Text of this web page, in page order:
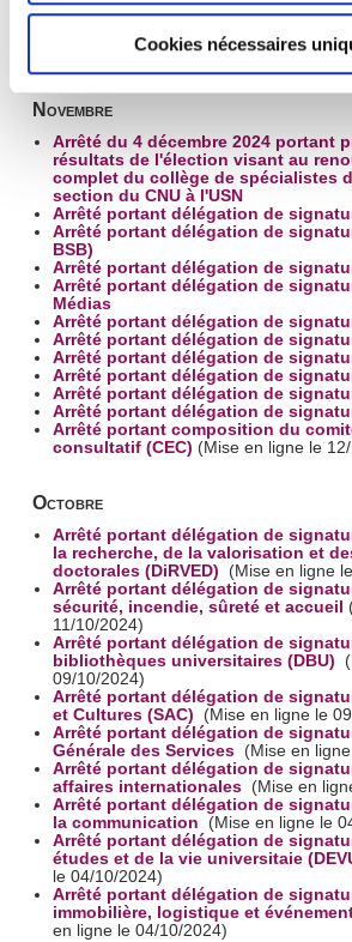
mètres près
Identifier votre appareil en
pour en relever les
(empreintes digitales).
Pour en savoir plus sur le traitement
personnelles et définir vos
section « Détails ». Vous pouvez
consentement à tout moment à partir
les cookies.
Les cookies nous permettent de
et les annonces, d'offrir des
médias sociaux et d'analyser notre
partageons également des
notre site avec nos partenaires de
publicité et d'analyse, qui peuvent
ont collectées lors de votre utilisation
Cookies nécessaires
d'orientation scientifique et
l'INSPE de l'Académie de Paris
Novembre
Arrêté du 4 décembre 2024 portant
résultats de l'élection visant au
complet du collège de spécialistes
section du CNU à l'USN
Arrêté portant délégation de
Arrêté portant délégation de
BSB)
Arrêté portant délégation de
Arrêté portant délégation de
Médias
Arrêté portant délégation de
Arrêté portant délégation de
Arrêté portant délégation de
Arrêté portant délégation de
Arrêté portant délégation de
Arrêté portant délégation de
Arrêté portant composition du
consultatif (CEC) (Mise en ligne le
Octobre
Arrêté portant délégation de
la recherche, de la valorisation et
doctorales (DiRVED)
(Mise en ligne
Arrêté portant délégation de
sécurité, incendie, sûreté et accueil
11/10/2024)
Arrêté portant délégation de
bibliothèques universitaires (DBU)
09/10/2024)
Arrêté portant délégation de
et Cultures (SAC)
(Mise en ligne le
Arrêté portant délégation de
Générale des Services (Mise en
Arrêté portant délégation de
affaires internationales (Mise en
Arrêté portant délégation de
la communication
(Mise en ligne le
Arrêté portant délégation de
études et de la vie universitaie
le 04/10/2024)
Arrêté portant délégation de
immobilière, logistique et
en ligne le 04/10/2024)